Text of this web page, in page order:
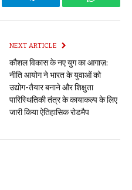
Telegram
NEXT ARTICLE
कौशल विकास के नए युग का आगाज़:
नीति आयोग ने भारत के युवाओं को
उद्योग-तैयार बनाने और शिक्षुता
पारिस्थितिकी तंत्र के कायाकल्प के लिए
जारी किया ऐतिहासिक रोडमैप